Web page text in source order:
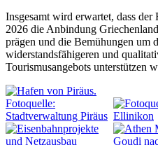
Insgesamt wird erwartet, dass
2026 die Anbindung
prägen und die Bemühungen um
widerstandsfähigeren und
Tourismusangebots unterstützen